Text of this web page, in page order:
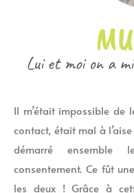
Lui et moi on a
Il m’était impossible de
contact, était mal à
démarré
consentement. Ce fût
les deux ! Grâce à